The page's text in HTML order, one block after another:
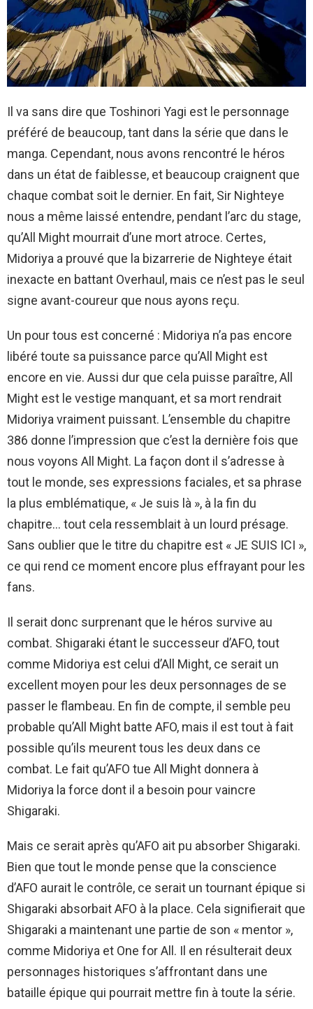
Il va sans dire que Toshinori Yagi est le personnage
préféré de beaucoup, tant dans la série que dans le
manga. Cependant, nous avons rencontré le héros
dans un état de faiblesse, et beaucoup craignent que
chaque combat soit le dernier. En fait, Sir Nighteye
nous a même laissé entendre, pendant l’arc du stage,
qu’All Might mourrait d’une mort atroce. Certes,
Midoriya a prouvé que la bizarrerie de Nighteye était
inexacte en battant Overhaul, mais ce n’est pas le seul
signe avant-coureur que nous ayons reçu.
Un pour tous est concerné : Midoriya n’a pas encore
libéré toute sa puissance parce qu’All Might est
encore en vie. Aussi dur que cela puisse paraître, All
Might est le vestige manquant, et sa mort rendrait
Midoriya vraiment puissant. L’ensemble du chapitre
386 donne l’impression que c’est la dernière fois que
nous voyons All Might. La façon dont il s’adresse à
tout le monde, ses expressions faciales, et sa phrase
la plus emblématique, « Je suis là », à la fin du
chapitre… tout cela ressemblait à un lourd présage.
Sans oublier que le titre du chapitre est « JE SUIS ICI »,
ce qui rend ce moment encore plus effrayant pour les
fans.
Il serait donc surprenant que le héros survive au
combat. Shigaraki étant le successeur d’AFO, tout
comme Midoriya est celui d’All Might, ce serait un
excellent moyen pour les deux personnages de se
passer le flambeau. En fin de compte, il semble peu
probable qu’All Might batte AFO, mais il est tout à fait
possible qu’ils meurent tous les deux dans ce
combat. Le fait qu’AFO tue All Might donnera à
Midoriya la force dont il a besoin pour vaincre
Shigaraki.
Mais ce serait après qu’AFO ait pu absorber Shigaraki.
Bien que tout le monde pense que la conscience
d’AFO aurait le contrôle, ce serait un tournant épique si
Shigaraki absorbait AFO à la place. Cela signifierait que
Shigaraki a maintenant une partie de son « mentor »,
comme Midoriya et One for All. Il en résulterait deux
personnages historiques s’affrontant dans une
bataille épique qui pourrait mettre fin à toute la série.